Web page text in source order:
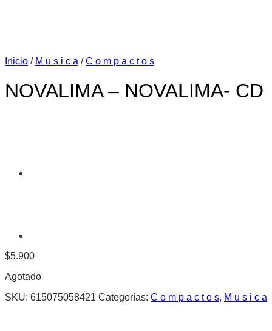
Inicio / M u s i c a / C o m p a c t o s
NOVALIMA – NOVALIMA- CD
$5.900
Agotado
SKU: 615075058421 Categorías: C o m p a c t o s, M u s i c a